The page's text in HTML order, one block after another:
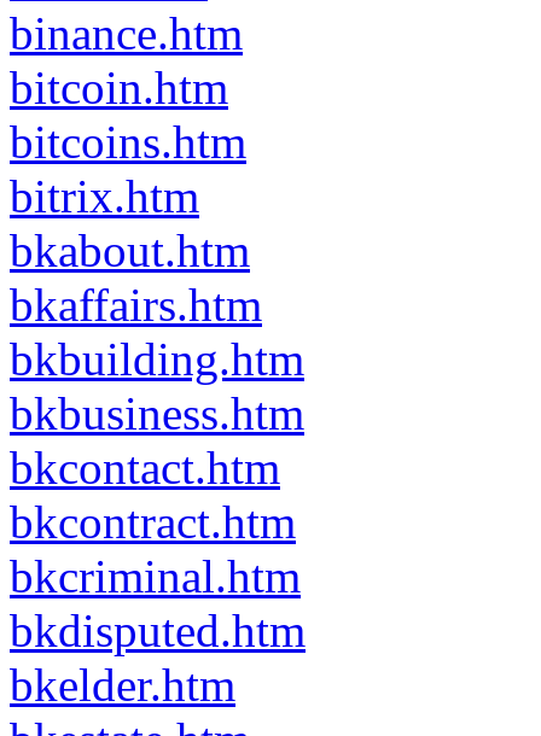
binance.htm
bitcoin.htm
bitcoins.htm
bitrix.htm
bkabout.htm
bkaffairs.htm
bkbuilding.htm
bkbusiness.htm
bkcontact.htm
bkcontract.htm
bkcriminal.htm
bkdisputed.htm
bkelder.htm